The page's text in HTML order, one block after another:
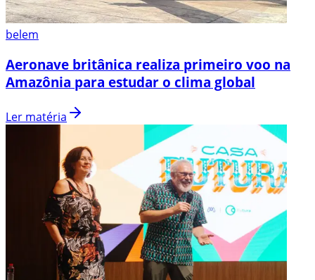
belem
Aeronave britânica realiza primeiro voo na
Amazônia para estudar o clima global
Ler matéria